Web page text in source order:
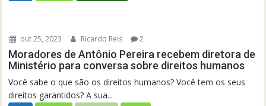
out 25, 2023 Ricardo Reis 2
Moradores de Antônio Pereira recebem diretora de
Ministério para conversa sobre direitos humanos
Você sabe o que são os direitos humanos? Você tem os seus
direitos garantidos? A sua...